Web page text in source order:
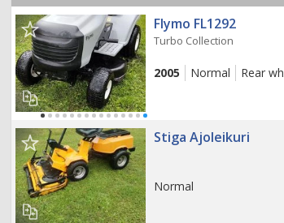
Flymo FL1292
Turbo Collection
2005 Normal Rear
Stiga Ajoleikuri
Normal